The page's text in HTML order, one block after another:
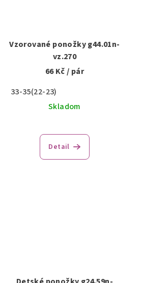
Vzorované ponožky g44.01n-
vz.270
66 Kč/ pár
33-35(22-23)
Skladom
Detail